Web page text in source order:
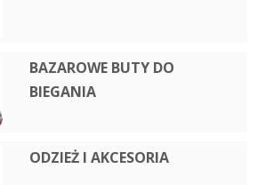
BAZAROWE BUTY DO
BIEGANIA
ODZIEŻ I AKCESORIA